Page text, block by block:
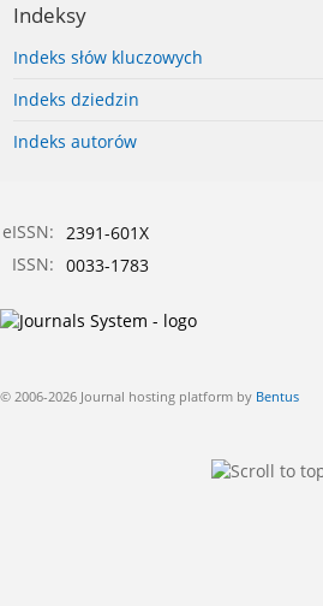
Indeksy
Indeks słów kluczowych
Indeks dziedzin
Indeks autorów
eISSN: 2391-601X
ISSN: 0033-1783
© 2006-2026 Journal hosting platform by Bentus